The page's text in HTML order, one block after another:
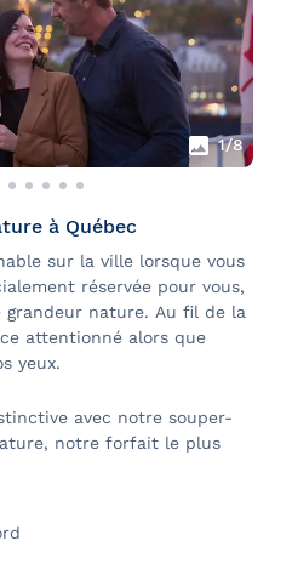
1/8
à Québec
sur la ville lorsque vous
réservée pour vous,
grandeur nature. Au fil de la
attentionné alors que
yeux.
avec notre souper-
notre forfait le plus